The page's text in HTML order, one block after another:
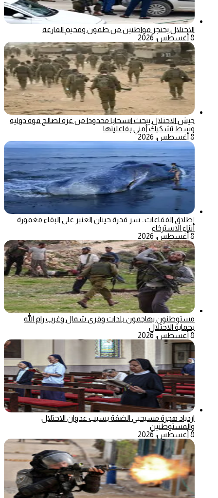
الاحتلال يحتجز مواطنين من طمون ومخيم الفارعة
8 أغسطس، 2026
جيش الاحتلال يبحث انسحابا محدودا من غزة لصالح قوة دولية
وسط تشكيك أمني بفاعليتها
8 أغسطس، 2026
إطلاق الفقاعات.. سر قدرة حيتان العنبر على البقاء مغمورة
أثناء الاسترخاء
8 أغسطس، 2026
مستوطنون يهاجمون بلدات وقرى شمال وغرب رام الله
بحماية الاحتلال
8 أغسطس، 2026
ازدياد هجرة مسيحيي الضفة بسبب عدوان الاحتلال
والمستوطنين
8 أغسطس، 2026